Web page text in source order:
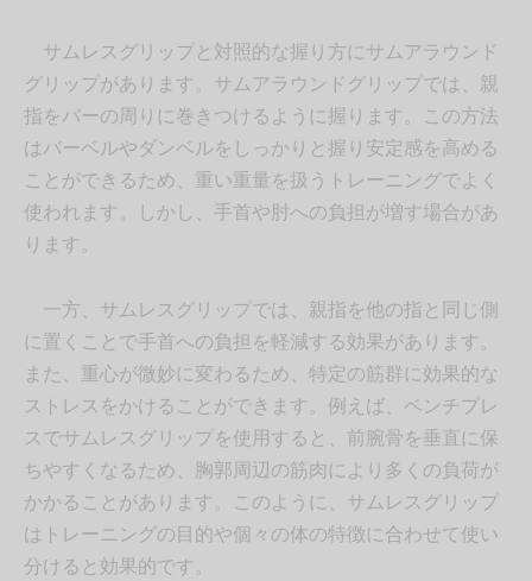
サムレスグリップと対照的な握り方にサムアラウンド
グリップがあります。サムアラウンドグリップでは、親
指をバーの周りに巻きつけるように握ります。この方法
はバーベルやダンベルをしっかりと握り安定感を高める
ことができるため、重い重量を扱うトレーニングでよく
使われます。しかし、手首や肘への負担が増す場合があ
ります。
一方、サムレスグリップでは、親指を他の指と同じ側
に置くことで手首への負担を軽減する効果があります。
また、重心が微妙に変わるため、特定の筋群に効果的な
ストレスをかけることができます。例えば、ベンチプレ
スでサムレスグリップを使用すると、前腕骨を垂直に保
ちやすくなるため、胸郭周辺の筋肉により多くの負荷が
かかることがあります。このように、サムレスグリップ
はトレーニングの目的や個々の体の特徴に合わせて使い
分けると効果的です。